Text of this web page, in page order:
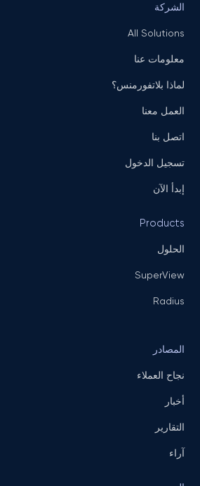
الشركة
All Solutions
معلومات عنا
لماذا بلاتفورمنس؟
العمل معنا
اتصل بنا
تسجيل الدخول
إبدأ الآن
Products
الحلول
SuperView
Radius
المصادر
نجاح العملاء
أخبار
التقارير
آراء